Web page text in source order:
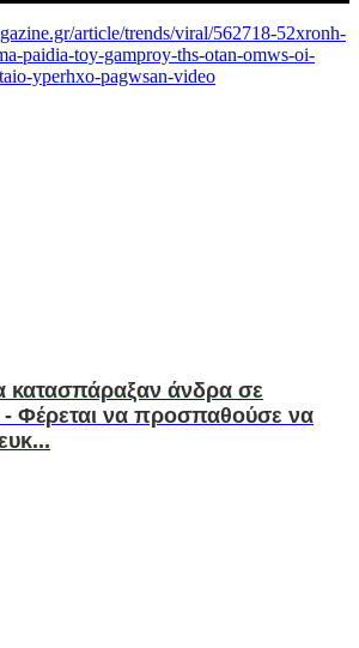
article/trends/viral/562718-52xronh-
paidia-toy-gamproy-ths-otan-omws-oi-
yperhxo-pagwsan-video
κατασπάραξαν άνδρα σε
Φέρεται να προσπαθούσε να